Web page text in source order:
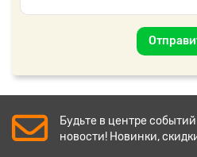
Будьте в центре
новости! Новинки,